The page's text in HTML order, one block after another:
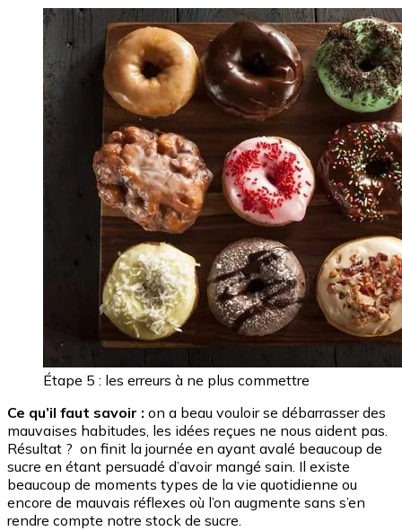
Étape 5 : les erreurs à ne plus commettre
Ce qu’il faut savoir : on a beau vouloir se débarrasser des
mauvaises habitudes, les idées reçues ne nous aident pas.
Résultat ? on finit la journée en ayant avalé beaucoup de
sucre en étant persuadé d’avoir mangé sain. Il existe
beaucoup de moments types de la vie quotidienne ou
encore de mauvais réflexes où l’on augmente sans s’en
rendre compte notre stock de sucre.